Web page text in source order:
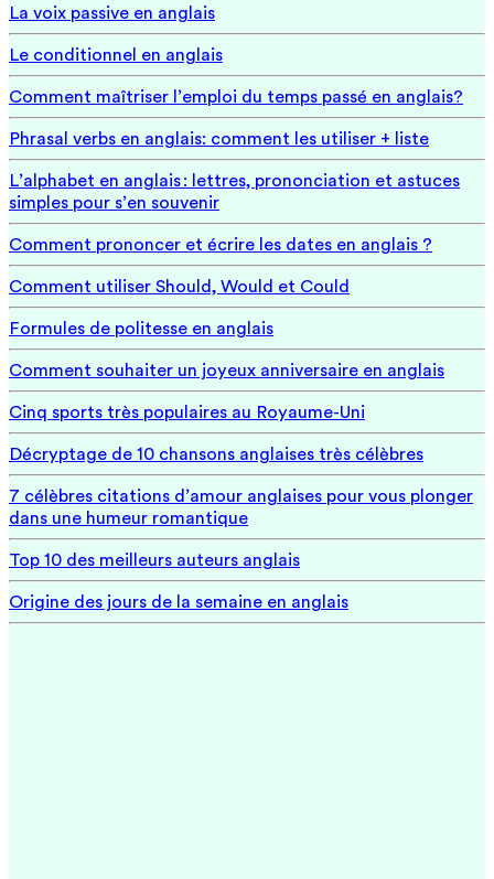
La voix passive en anglais
Le conditionnel en anglais
Comment maîtriser l’emploi du temps passé en anglais?
Phrasal verbs en anglais: comment les utiliser + liste
L’alphabet en anglais : lettres, prononciation et astuces
simples pour s’en souvenir
Comment prononcer et écrire les dates en anglais ?
Comment utiliser Should, Would et Could
Formules de politesse en anglais
Comment souhaiter un joyeux anniversaire en anglais
Cinq sports très populaires au Royaume-Uni
Décryptage de 10 chansons anglaises très célèbres
7 célèbres citations d’amour anglaises pour vous plonger
dans une humeur romantique
Top 10 des meilleurs auteurs anglais
Origine des jours de la semaine en anglais